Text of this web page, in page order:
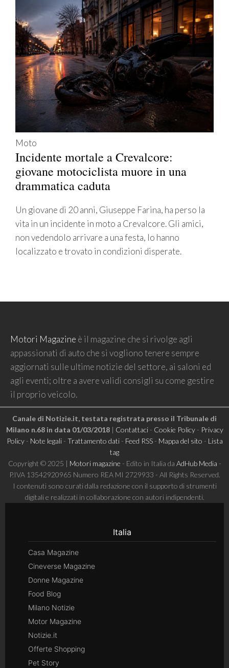
Moto
Incidente mortale a Crevalcore:
giovane motociclista muore in una
drammatica caduta
Un giovane di 20 anni, Giuseppe Farina, ha perso la
vita in un incidente in moto a Crevalcore. Gli amici,
non vedendolo arrivare a una festa, lo hanno
localizzato e trovato in condizioni disperate.
Motori Magazine è il magazine che si rivolge agli
appassionati di auto che si vogliono tenere sempre
aggiornati sulle ultime notizie del settore, ai saloni ed
agli eventi; oltre a avere validi consigli su come gestire
il proprio veicolo.
Canale di Notizie.it, testata registrata presso il Tribunale di
Milano n.68 in data 01/03/2018| Contattaci- Cookie Policy- Privacy
Policy- Note legali- Trattamento dati- Feed RSS- Mappa del sito - Lista
tag
Copyright © 2025 | Motori magazine - Edito in Italia da AdHub Media -
P.IVA 13542920965 Numero REA MI 2729933 - All Rights Reserved.
I contenuti sono curati dalla redazione con il supporto di strumenti
digitali e realizzati in collaborazione con autori indipendenti.
Italia
Casa Magazine
Cineverse Magazine
Donne Magazine
Food Blog
Milano Notizie
Motor Magazine
Notizie.it
Offerte Shopping
Pet Story